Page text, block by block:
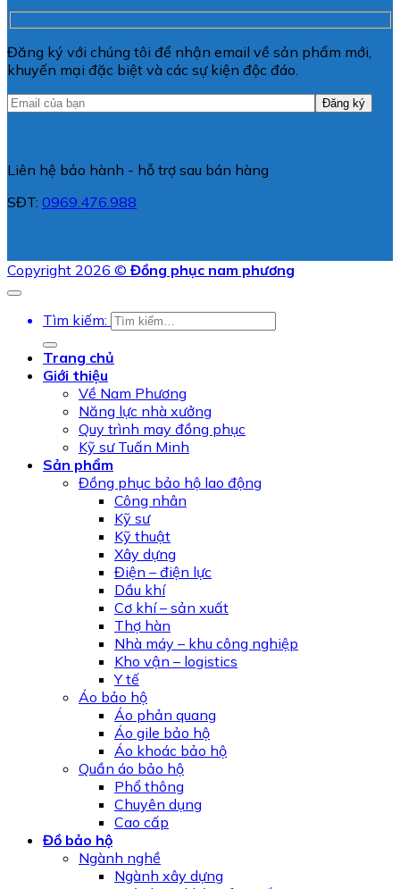
Đăng ký với chúng tôi để nhận email về sản phẩm mới,
khuyến mại đặc biệt và các sự kiện độc đáo.
Liên hệ bảo hành - hỗ trợ sau bán hàng
SĐT: 0969.476.988
Copyright 2026 ©Đồng phục nam phương
Tìm kiếm:
Trang chủ
Giới thiệu
Về Nam Phương
Năng lực nhà xưởng
Quy trình may đồng phục
Kỹ sư Tuấn Minh
Sản phẩm
Đồng phục bảo hộ lao động
Công nhân
Kỹ sư
Kỹ thuật
Xây dựng
Điện – điện lực
Dầu khí
Cơ khí – sản xuất
Thợ hàn
Nhà máy – khu công nghiệp
Kho vận – logistics
Y tế
Áo bảo hộ
Áo phản quang
Áo gile bảo hộ
Áo khoác bảo hộ
Quần áo bảo hộ
Phổ thông
Chuyên dụng
Cao cấp
Đồ bảo hộ
Ngành nghề
Ngành xây dựng